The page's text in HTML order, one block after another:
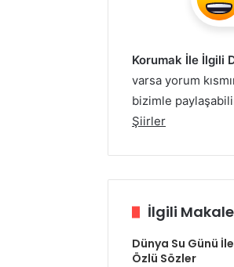
Korumak İle İlgili
varsa yorum
bizimle
Şiirler
İlgili
Dünya Su Günü
Özlü Sözler